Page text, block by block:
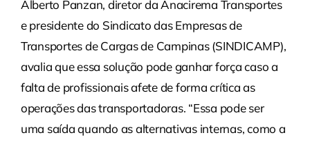
Alberto Panzan, diretor da Anacirema Transportes
e presidente do Sindicato das Empresas de
Transportes de Cargas de Campinas (SINDICAMP),
avalia que essa solução pode ganhar força caso a
falta de profissionais afete de forma crítica as
operações das transportadoras. “Essa pode ser
uma saída quando as alternativas internas, como a